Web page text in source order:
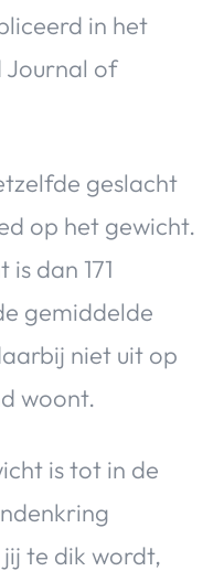
in het
Journal of
geslacht
op het gewicht.
dan 171
gemiddelde
niet uit op
woont.
is tot in de
te dik wordt,